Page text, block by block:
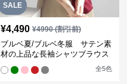
SALE
¥4,490 ¥4990(割引前)
ブルベ夏/ブルベ冬服 サテン素
材の上品な長袖シャツブラウス
全5色